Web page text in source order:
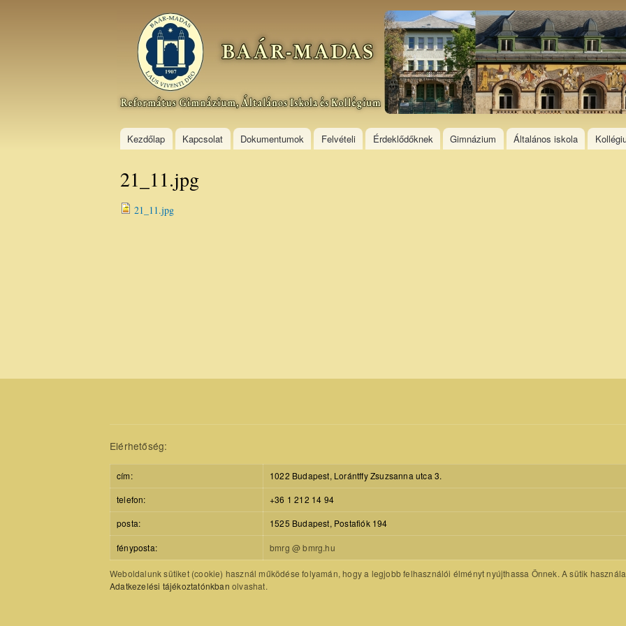
Skip to
main
content
Baár–
Madas
Református
Gimnázium,
Általános
Kollégium
Kezdőlap Kapcsolat Dokumentumok Felvételi Érdeklődőknek Gimnázium Általános iskola
21_11.jpg
21_11.jpg
Elérhetőség:
cím:
1022 Budapest, Lorántffy Zsuzsanna utca 3.
telefon:
+36 1 212 14 94
posta:
1525 Budapest, Postafiók 194
fényposta: bmrg @ bmrg.hu
Weboldalunk sütiket (cookie) használ működése folyamán, hogy a legjobb felhasználói élményt nyújthassa Önnek. A sütik
Adatkezelési tájékoztatónkban olvashat.